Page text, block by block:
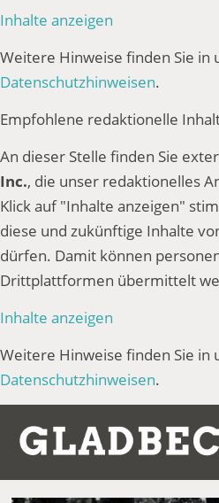
Inhalte anzeigen
Weitere Hinweise finden Sie in
Datenschutzhinweisen.
Empfohlene redaktionelle
An dieser Stelle finden Sie
Inc., die unser redaktionelles
Klick auf "Inhalte anzeigen"
diese und zukünftige Inhalte
dürfen. Damit können
Drittplattformen übermittelt
Inhalte anzeigen
Weitere Hinweise finden Sie in
Datenschutzhinweisen.